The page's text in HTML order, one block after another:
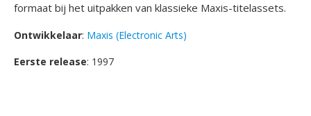
formaat bij het uitpakken van klassieke Maxis-titelassets.
Ontwikkelaar: Maxis (Electronic Arts)
Eerste release: 1997